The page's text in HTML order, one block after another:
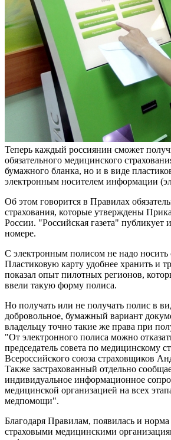
Теперь каждый россиянин сможет
обязательного медицинского
бумажного бланка, но и в виде
электронным носителем информации
Об этом говорится в Правилах
страхования, которые утверждены
России. "Российская газета" публикует
номере.
С электронным полисом не надо носить
Пластиковую карту удобнее хранить и
показал опыт пилотных регионов,
ввели такую форму полиса.
Но получать или не получать полис в
добровольное, бумажный вариант
владельцу точно такие же права при
"От электронного полиса можно
председатель совета по медицинскому
Всероссийского союза страховщиков
Также застрахованный отдельно
индивидуальное информационное
медицинской организацией на всех
медпомощи".
Благодаря Правилам, появилась и
страховыми медицинскими